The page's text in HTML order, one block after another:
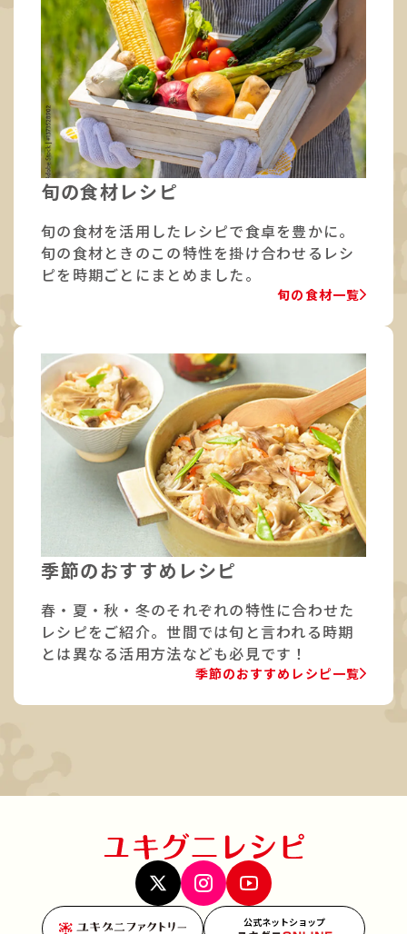
旬の食材レシピ
旬の食材を活用したレシピで食卓を豊かに。
旬の食材ときのこの特性を掛け合わせるレシ
ピを時期ごとにまとめました。
旬の食材一覧
季節のおすすめレシピ
春・夏・秋・冬のそれぞれの特性に合わせた
レシピをご紹介。世間では旬と言われる時期
とは異なる活用方法なども必見です！
季節のおすすめレシピ一覧
公式ネットショップ